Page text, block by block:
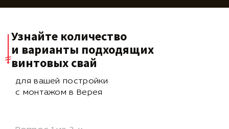
Узнайте количество
и варианты подходящих
винтовых свай
для вашей постройки
с монтажом в Верея